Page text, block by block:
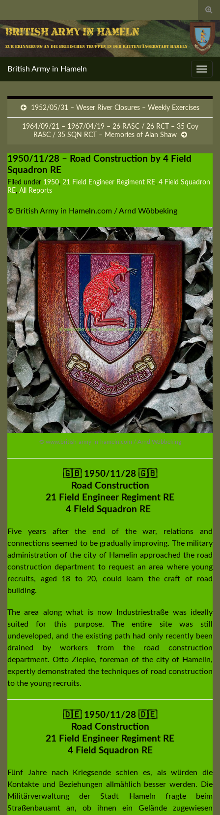
British Army in Hameln
1952/05/31 – Weser River Closures – Weekly Exercises
1964/09/21 – 1967/04/19 – 26 RASC / 26 RCT – 35 Coy
RASC / 35 SQN RCT – Memories of Alan Shaw
1950/11/28 – Road Construction by 4 Field
Squadron RE
Filed under 1950, 21 Field Engineer Regiment RE, 4 Field Squadron
RE, All Reports
© British Army in Hameln.com / Arnd Wöbbeking
© www.british-army-in-hameln.com / Arnd Wöbbeking
🇬🇧 1950/11/28 🇬🇧
Road Construction
21 Field Engineer Regiment RE
4 Field Squadron RE
Five years after the end of the war, relations and
connections seemed to be gradually improving. The military
administration of the city of Hamelin approached the road
construction department to request an area where young
recruits, aged 18 to 20, could learn the craft of road
building.
The area along what is now Industriestraße was ideally
suited for this purpose. The entire site was still
undeveloped, and the existing path had only recently been
drained by workers from the road construction
department. Otto Ziepke, foreman of the city of Hamelin,
expertly demonstrated the techniques of road construction
to the young recruits.
🇩🇪 1950/11/28 🇩🇪
Road Construction
21 Field Engineer Regiment RE
4 Field Squadron RE
Fünf Jahre nach Kriegsende schien es, als würden die
Kontakte und Beziehungen allmählich besser werden. Die
Militärverwaltung der Stadt Hameln fragte beim
Straßenbauamt an, ob ihnen ein Gelände zugewiesen